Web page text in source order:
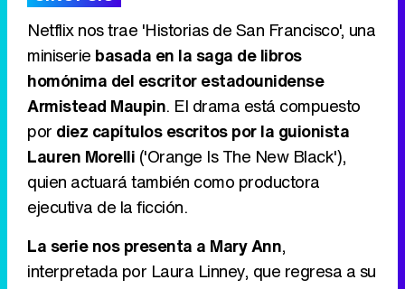
Netflix nos trae 'Historias de San Francisco', una
miniserie basada en la saga de libros
homónima del escritor estadounidense
Armistead Maupin. El drama está compuesto
por diez capítulos escritos por la guionista
Lauren Morelli ('Orange Is The New Black'),
quien actuará también como productora
ejecutiva de la ficción.
La serie nos presenta a Mary Ann,
interpretada por Laura Linney, que regresa a su